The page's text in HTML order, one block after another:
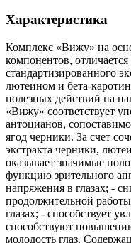
Характеристика
Комплекс «Вижу» на
компонентов,
стандартизированного
лютеином и бета-
полезных действий на
«Вижу» соответствует
антоцианов,
ягод черники. За счет
экстракта черники,
оказывает значимые
функцию зрительного
напряжения в глазах; -
продолжительной
глазах; - способствует
способствуют
молодость глаз.